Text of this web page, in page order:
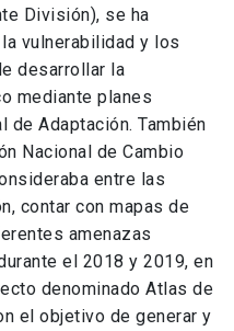
División), se ha
vulnerabilidad y los
desarrollar la
mediante planes
de Adaptación. También
Nacional de Cambio
entre las
contar con mapas de
amenazas
el 2018 y 2019, en
denominado Atlas de
el objetivo de generar y